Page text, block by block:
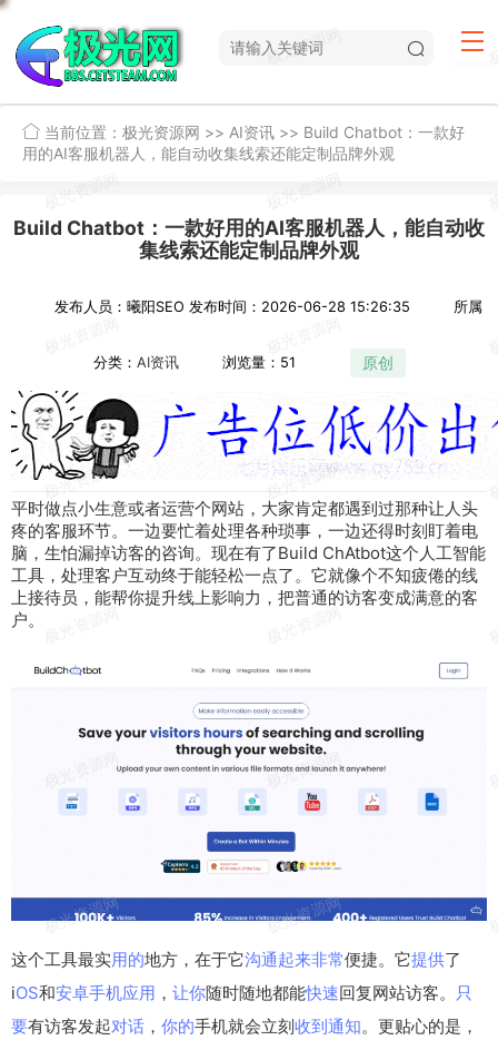
当前位置： 极光资源网 >> AI资讯 >> Build Chatbot：一款好
用的AI客服机器人，能自动收集线索还能定制品牌外观
Build Chatbot：一款好用的AI客服机器人，能自动收
集线索还能定制品牌外观
发布人员：曦阳SEO 发布时间：2026-06-28 15:26:35 所属
分类： AI资讯 浏览量：51 原创
平时做点小生意或者运营个网站 ， 大家肯定都遇到过那种让人头
疼的客服环节。一边要忙着处理各种琐事，一边还得时刻盯着电
脑 ，生怕漏掉访客的咨询。 现在有了Build ChAtbot这个 人工智能
工具 ，处理客户互动终于能轻松一点了。它就像个不知疲倦的线
上接待员，能帮你提升线上影响力，把普通的访客变成满意的客
户。
这个工具最实用的地方，在于它沟通起来非常便捷。它提供了
iOS和安卓手机应用 ， 让你随时随地都能快速回复网站访客。
只
要有访客发起对话 ， 你的手机就会立刻收到 通知。更贴心的是，